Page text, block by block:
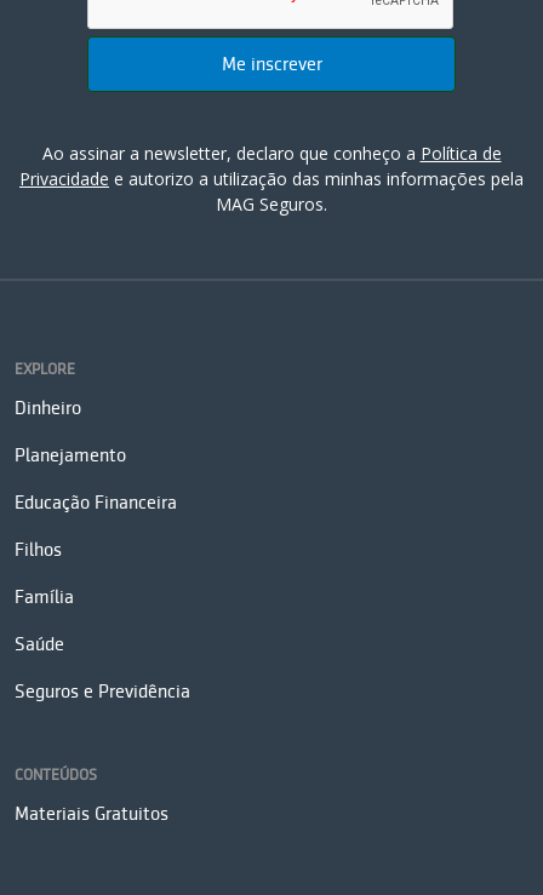
Ao assinar a newsletter, declaro que conheço a Política de
Privacidade e autorizo a utilização das minhas informações pela
MAG Seguros.
EXPLORE
Dinheiro
Planejamento
Educação Financeira
Filhos
Família
Saúde
Seguros e Previdência
CONTEÚDOS
Materiais Gratuitos